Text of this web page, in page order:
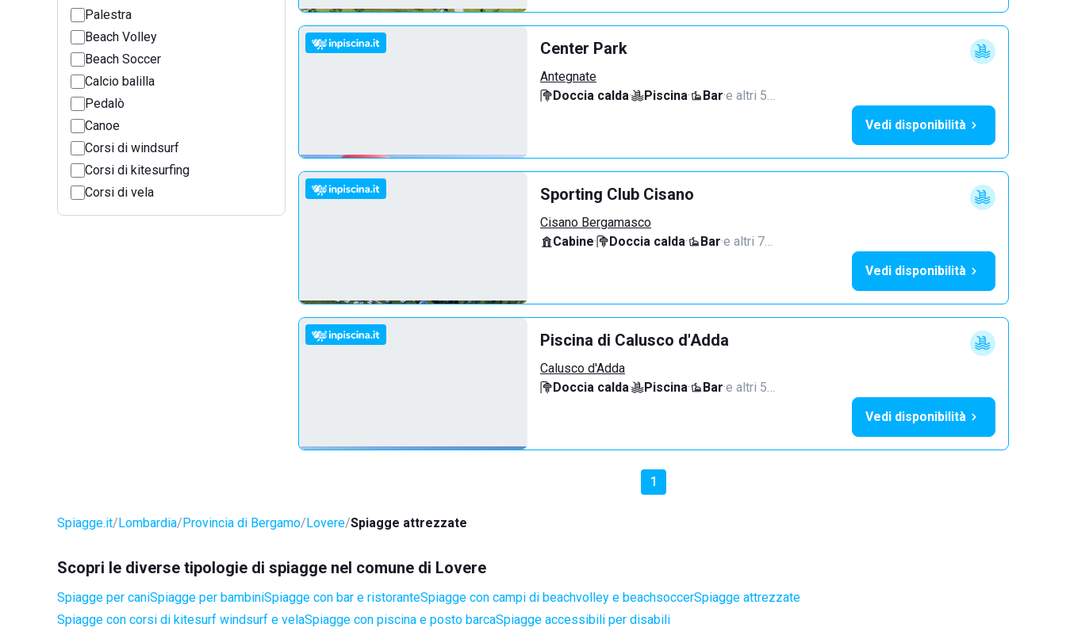
Palestra
Beach Volley
Beach Soccer
Calcio balilla
Pedalò
Canoe
Corsi di windsurf
Corsi di kitesurfing
Corsi di vela
Center Park
Antegnate
Doccia calda· Piscina· Bar·e altri 5…
Vedi disponibilità
Sporting Club Cisano
Cisano Bergamasco
Cabine· Doccia calda· Bar·e altri 7…
Vedi disponibilità
Piscina di Calusco d'Adda
Calusco d'Adda
Doccia calda· Piscina· Bar·e altri 5…
Vedi disponibilità
1
Spiagge.it Lombardia Provincia di Bergamo Lovere Spiagge attrezzate
Scopri le diverse tipologie di spiagge nel comune di Lovere
Spiagge per caniSpiagge per bambiniSpiagge con bar e ristoranteSpiagge con campi di beachvolley e beachsoccerSpiagge attrezzate
Spiagge con corsi di kitesurf windsurf e velaSpiagge con piscina e posto barcaSpiagge accessibili per disabili